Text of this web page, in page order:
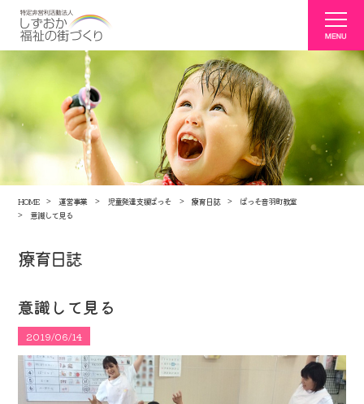
HOME 運営事業 児童発達支援ぱっそ 療育日誌
ぱっそ音羽町教室
意識して見る
療育日誌
意識して見る
2019/06/14